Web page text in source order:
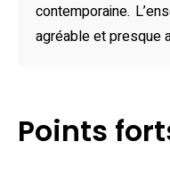
Les plaisirs
grâce aux deux
complétant une
contemporaine.
agréable et presque
Points